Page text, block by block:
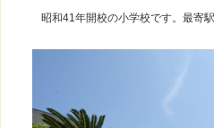
昭和41年開校の小学校です。最寄